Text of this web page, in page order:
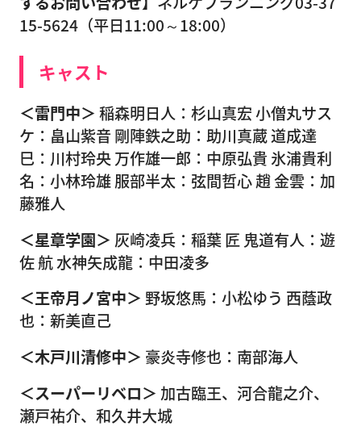
15-5624（平日11:00～18:00）
キャスト
＜雷門中＞ 稲森明日人：杉山真宏 小僧丸サス
ケ：畠山紫音 剛陣鉄之助：助川真蔵 道成達
巳：川村玲央 万作雄一郎：中原弘貴 氷浦貴利
名：小林玲雄 服部半太：弦間哲心 趙 金雲：加
藤雅人
＜星章学園＞ 灰崎凌兵：稲葉 匠 鬼道有人：遊
佐 航 水神矢成龍：中田凌多
＜王帝月ノ宮中＞ 野坂悠馬：小松ゆう 西蔭政
也：新美直己
＜木戸川清修中＞ 豪炎寺修也：南部海人
＜スーパーリベロ＞ 加古臨王、河合龍之介、
瀬戸祐介、和久井大城